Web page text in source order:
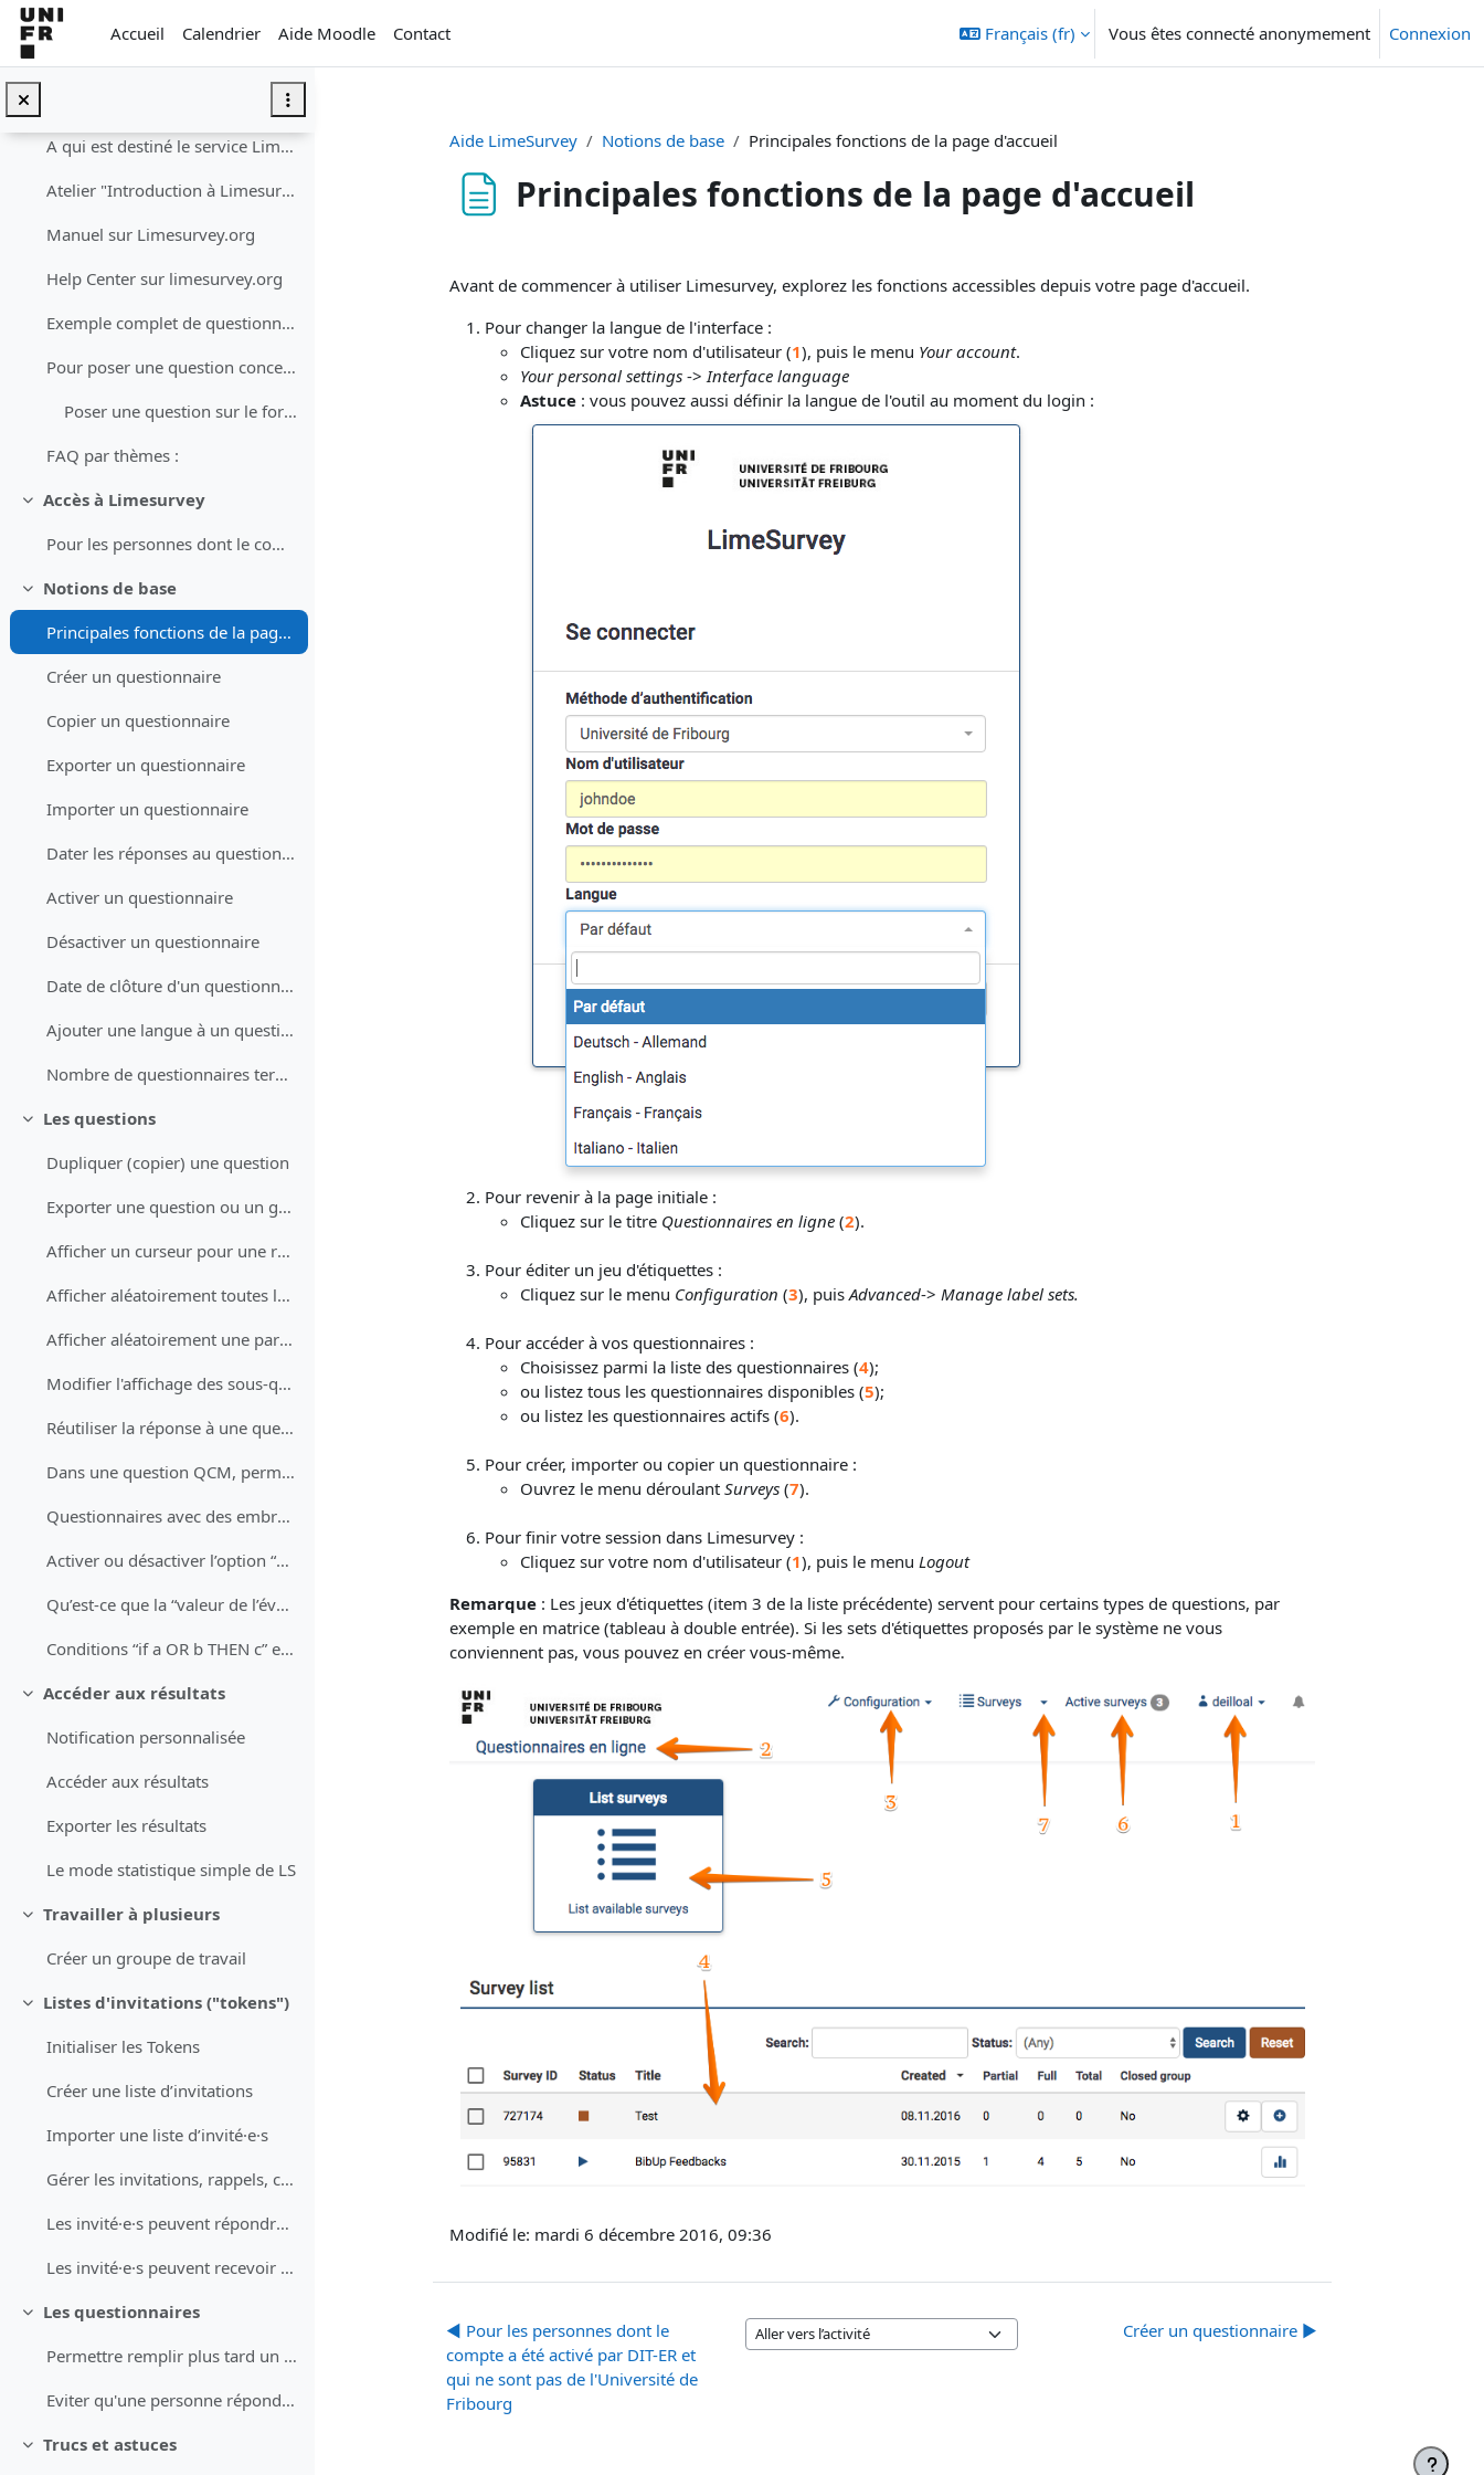
Passer au contenu principal
Accueil
Calendrier Aide Moodle Contact Français ‎(fr)‎ Vous êtes connecté anonymement Connexion
Replier
A qui est destiné le service Limesurvey UniFR ?
Atelier "Introduction à Limesurvey" (04.10.2022 - 57 min)
Manuel sur Limesurvey.org
Help Center sur limesurvey.org
Exemple complet de questionnaire (EN/FR/DE)
Pour poser une question concernant survey.unifr.ch...
Poser une question sur le forum
FAQ par thèmes :
Replier
Accès à Limesurvey
Pour les personnes dont le compte a été activé par DIT-ER et qui ne sont pas de l'Université de Fribourg
Replier
Notions de base
Principales fonctions de la page d'accueil
Créer un questionnaire
Copier un questionnaire
Exporter un questionnaire
Importer un questionnaire
Dater les réponses au questionnaire
Activer un questionnaire
Désactiver un questionnaire
Date de clôture d'un questionnaire
Ajouter une langue à un questionnaire
Nombre de questionnaires terminés et de réponses complètes
Replier
Les questions
Dupliquer (copier) une question
Exporter une question ou un groupe de questions
Afficher un curseur pour une réponse numérique
Afficher aléatoirement toutes les questions d'un groupe
Afficher aléatoirement une partie d'un groupe de questions
Modifier l'affichage des sous-questions
Réutiliser la réponse à une question dans une question ultérieure
Dans une question QCM, permettre à l’utilisateur de préciser la réponse "Autre"
Questionnaires avec des embranchements
Activer ou désactiver l’option “pas de réponse”
Qu’est-ce que la “valeur de l’évaluation” ?
Conditions “if a OR b THEN c” et "if a AND b THEN c"
Replier
Accéder aux résultats
Notification personnalisée
Accéder aux résultats
Exporter les résultats
Le mode statistique simple de LS
Replier
Travailler à plusieurs
Créer un groupe de travail
Replier
Listes d'invitations ("tokens")
Initialiser les Tokens
Créer une liste d’invitations
Importer une liste d’invité·e·s
Gérer les invitations, rappels, confirmations
Les invité·e·s peuvent répondre en plusieurs fois, anonymement ou pas
Les invité·e·s peuvent recevoir un message intermédiaire s'ils répondent en plusieurs fois
Replier
Les questionnaires
Permettre remplir plus tard un questionnaire partiellement rempli
Eviter qu'une personne réponde plusieurs fois à un questionnaire
Replier
Trucs et astuces
Aide LimeSurvey Notions de base Principales fonctions de la page d'accueil
Principales fonctions de la page d'accueil
Avant de commencer à utiliser Limesurvey, explorez les fonctions accessibles depuis votre page d'accueil.
Pour changer la langue de l'interface :
Cliquez sur votre nom d'utilisateur (1), puis le menu Your account.
Your personal settings->Interface language
Astuce: vous pouvez aussi définir la langue de l'outil au moment du login :
Pour revenir à la page initiale :
Cliquez sur le titre Questionnaires en ligne(2).
Pour éditer un jeu d'étiquettes :
Cliquez sur le menu Configuration (3), puisAdvanced-> Manage label sets.
Pour accéder à vos questionnaires :
Choisissez parmi la liste des questionnaires (4);
ou listez tous les questionnaires disponibles (5);
ou listez les questionnaires actifs (6).
Pour créer, importer ou copier un questionnaire :
Ouvrez le menu déroulant Surveys(7).
Pour finir votre session dans Limesurvey :
Cliquez sur votre nom d'utilisateur (1), puis le menu Logout
Remarque : Les jeux d'étiquettes (item 3 de la liste précédente) servent pour certains types de questions, par
exemple en matrice (tableau à double entrée). Si les sets d'étiquettes proposés par le système ne vous
conviennent pas, vous pouvez en créer vous-même.
Modifié le: mardi 6 décembre 2016, 09:36
◀︎ Pour les personnes dont le
compte a été activé par DIT-ER et
qui ne sont pas de l'Université de
Fribourg
Aller vers l’activité
Créer un questionnaire ▶︎